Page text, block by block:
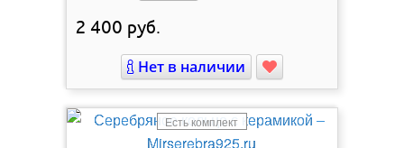
2 400 руб.
Нет в наличии
Есть комплект